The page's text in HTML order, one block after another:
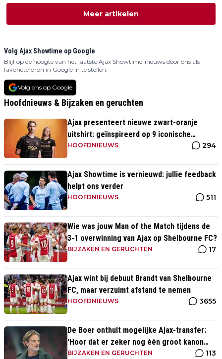
Meer artikelen
Volg Ajax Showtime op Google
Blijf op de hoogte van het laatste Ajax Showtime-nieuws door ons als
favoriete bron in Google in te stellen.
Volg ons op Google
Hoofdnieuws & Bijzaken en geruchten
Ajax presenteert nieuwe zwart-oranje
uitshirt: geïnspireerd op 9 iconische
momenten uit clubhistorie
HOOFDNIEUWS 294
Ajax Showtime is vernieuwd: jullie feedback
helpt ons verder
HOOFDNIEUWS 511
Wie was jouw Man of the Match tijdens de
3-1 overwinning van Ajax op Shelbourne FC?
BIJZAKEN EN GERUCHTEN 17
Ajax wint bij debuut Brandt van Shelbourne
FC, maar verzuimt afstand te nemen
HOOFDNIEUWS 3655
De Boer onthult mogelijke Ajax-transfer:
'Hoor dat er zeker nog één groot kanon
aankomt'
BIJZAKEN EN GERUCHTEN 113